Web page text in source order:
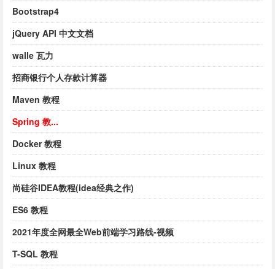
Bootstrap4
jQuery API 中文文档
walle 瓦力
招商银行个人存款计算器
Maven 教程
Spring 教...
Docker 教程
Linux 教程
尚硅谷IDEA教程(idea经典之作)
ES6 教程
2021年度全网最全Web前端学习路线-视频
T-SQL 教程